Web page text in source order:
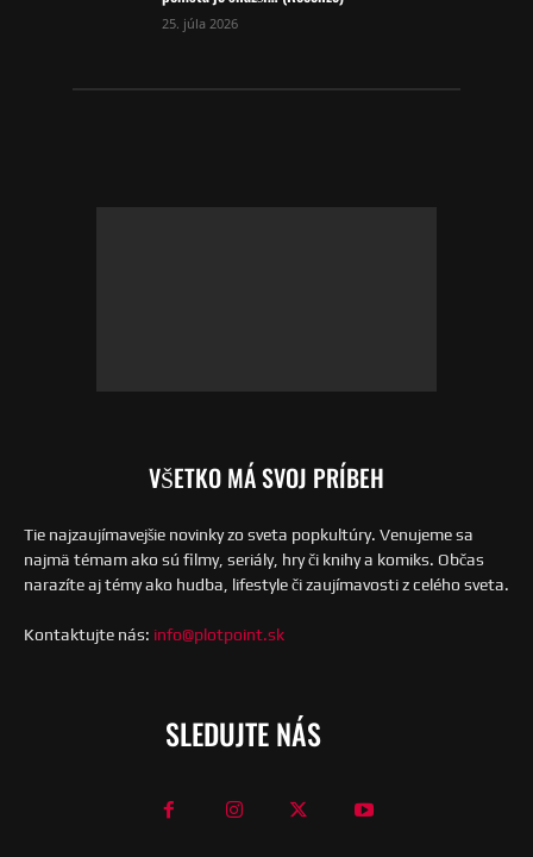
25. júla 2026
VŠETKO MÁ SVOJ PRÍBEH
Tie najzaujímavejšie novinky zo sveta popkultúry. Venujeme sa
najmä témam ako sú filmy, seriály, hry či knihy a komiks. Občas
narazíte aj témy ako hudba, lifestyle či zaujímavosti z celého sveta.
Kontaktujte nás: info@plotpoint.sk
SLEDUJTE NÁS